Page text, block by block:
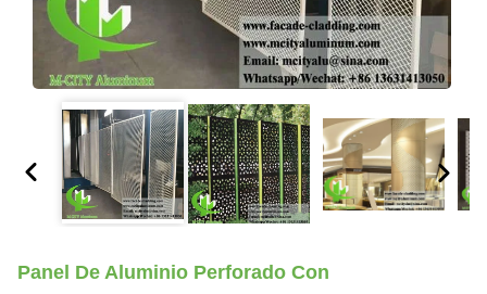
Panel De Aluminio Perforado Con